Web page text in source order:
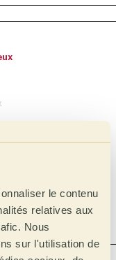
le contenu
relatives aux
Nous
sur l'utilisation de
l'échantillon